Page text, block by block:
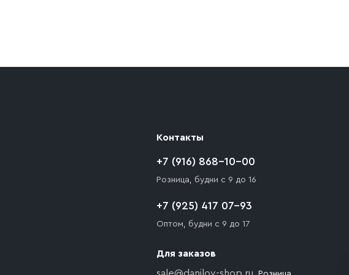
разгрузки товара и не нарушает правила
Контакты
+7 (916) 868-10-00
Розница, будни с 9 до 16
+7 (925) 417 07-93
Оптом, будни с 9 до 17
Для заказов